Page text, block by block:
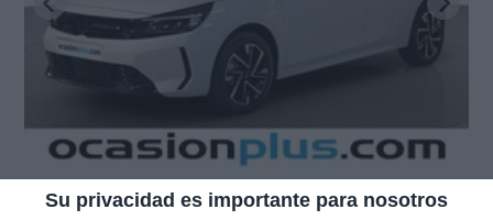
Su privacidad es importante para nosotros
Opel Corsa
1.2T XHL GS (100 CV) 14.537 €